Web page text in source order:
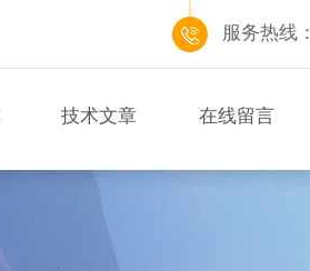
服务热线：
技术文章 在线留言